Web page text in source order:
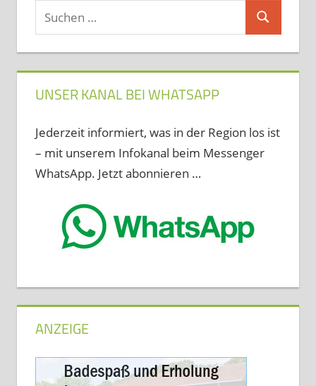
Suchen
nach:
Suchen
UNSER KANAL BEI WHATSAPP
Jederzeit informiert, was in der Region los ist
– mit unserem Infokanal beim Messenger
WhatsApp. Jetzt abonnieren …
ANZEIGE